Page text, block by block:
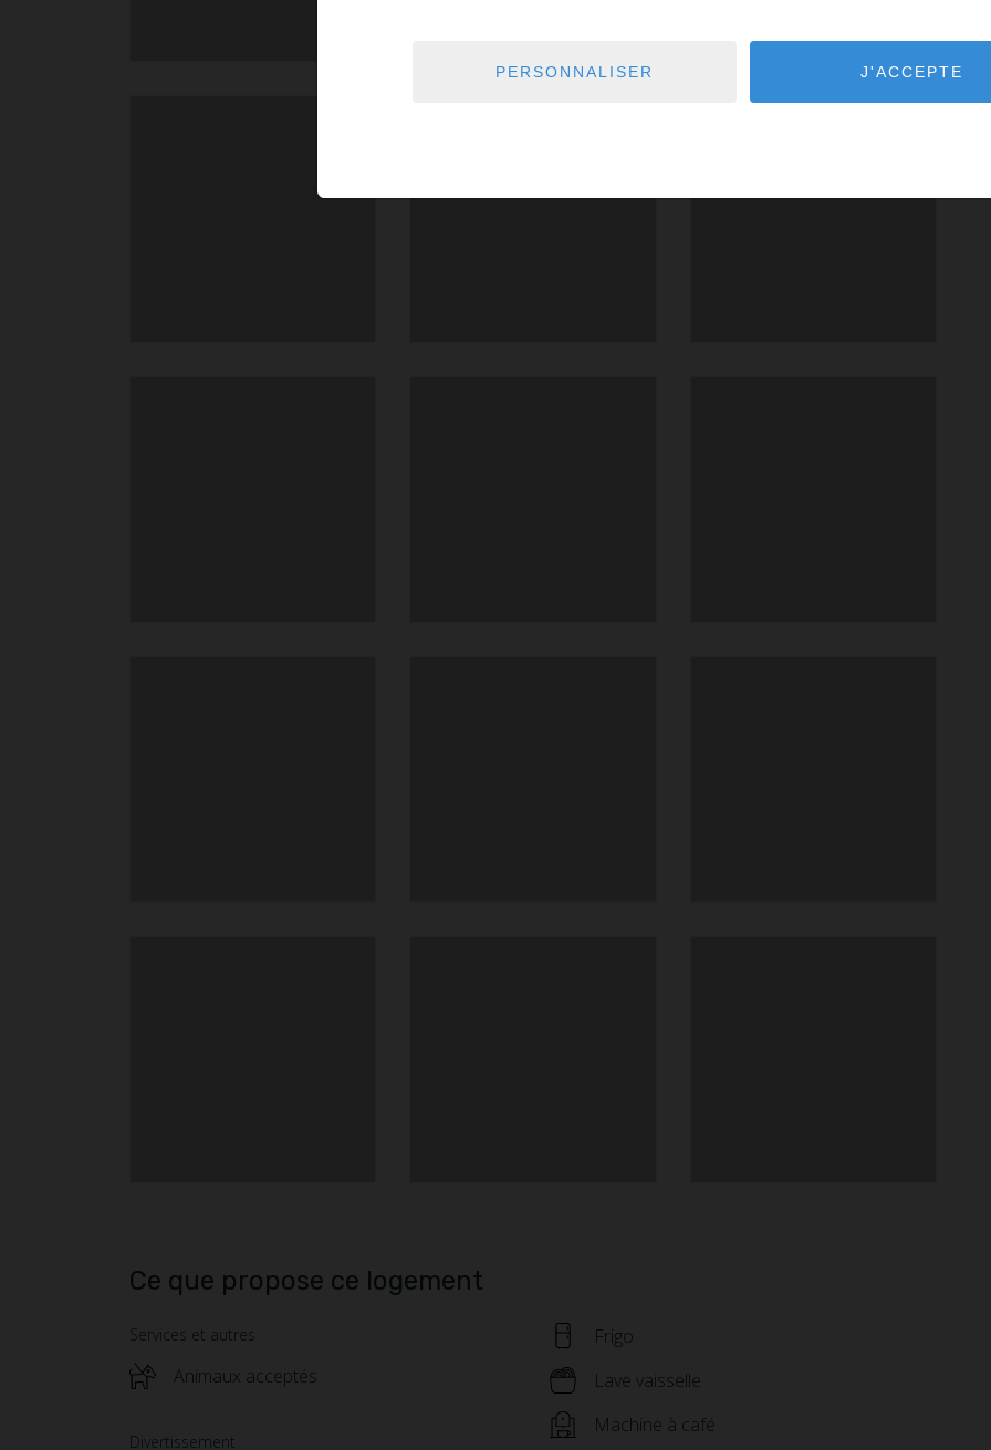
Ce que propose ce logement
Services et autres
Animaux acceptés
Divertissement
Frigo
Lave vaisselle
Machine à café
PERSONNALISER J'ACCEPTE